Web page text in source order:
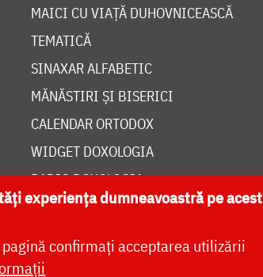
MAICI CU VIAȚĂ DUHOVNICEASCĂ
TEMATICĂ
SINAXAR ALFABETIC
MĂNĂSTIRI ȘI BISERICI
CALENDAR ORTODOX
WIDGET DOXOLOGIA
RADIO DOXOLOGIA
experiența dumneavoastră pe acest
confirmați acceptarea utilizării